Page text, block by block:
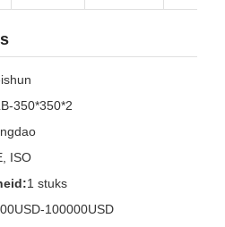
350*350*2
ISO
1 stuks
100000USD